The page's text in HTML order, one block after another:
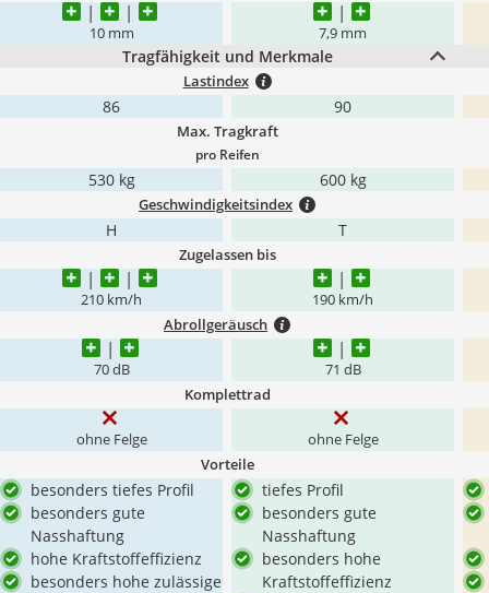
10 mm 7,9 mm
Tragfähigkeit und Merkmale
Lastindex
86 90
Max. Tragkraft
pro Reifen
530 kg 600 kg
Geschwindigkeitsindex
H T
Zugelassen bis
210 km/h 190 km/h
Abrollgeräusch
70 dB 71 dB
Komplettrad
ohne Felge ohne Felge
Vorteile
besonders tiefes Profil
besonders gute
Nasshaftung
hohe Kraftstoffeffizienz
besonders hohe zulässige
tiefes Profil
besonders gute
Nasshaftung
besonders hohe
Kraftstoffeffizienz